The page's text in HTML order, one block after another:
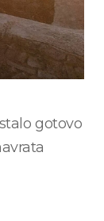
gotovo